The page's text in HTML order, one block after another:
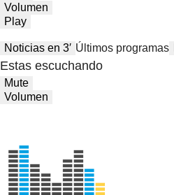
Volumen
Play
Noticias en 3′ Últimos programas
Estas escuchando
Mute
Volumen